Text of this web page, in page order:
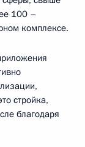
100 –
комплексе.
стройка,
благодаря